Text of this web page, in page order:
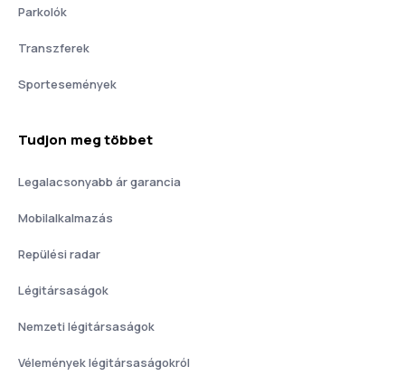
Parkolók
Transzferek
Sportesemények
Tudjon meg többet
Legalacsonyabb ár garancia
Mobilalkalmazás
Repülési radar
Légitársaságok
Nemzeti légitársaságok
Vélemények légitársaságokról